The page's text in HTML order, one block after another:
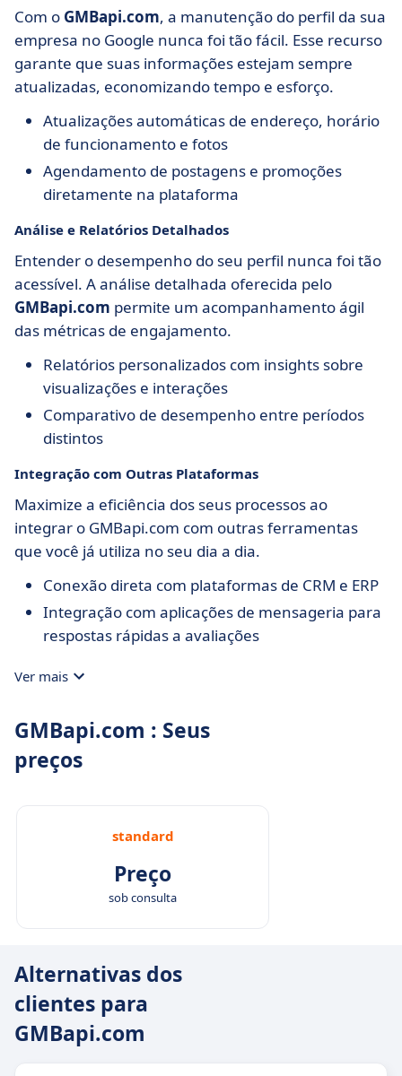
Com o GMBapi.com, a manutenção do perfil da sua
empresa no Google nunca foi tão fácil. Esse recurso
garante que suas informações estejam sempre
atualizadas, economizando tempo e esforço.
Atualizações automáticas de endereço, horário
de funcionamento e fotos
Agendamento de postagens e promoções
diretamente na plataforma
Análise e Relatórios Detalhados
Entender o desempenho do seu perfil nunca foi tão
acessível. A análise detalhada oferecida pelo
GMBapi.com permite um acompanhamento ágil
das métricas de engajamento.
Relatórios personalizados com insights sobre
visualizações e interações
Comparativo de desempenho entre períodos
distintos
Integração com Outras Plataformas
Maximize a eficiência dos seus processos ao
integrar o GMBapi.com com outras ferramentas
que você já utiliza no seu dia a dia.
Conexão direta com plataformas de CRM e ERP
Integração com aplicações de mensageria para
respostas rápidas a avaliações
Ver mais
GMBapi.com : Seus
preços
standard
Preço
sob consulta
Alternativas dos
clientes para
GMBapi.com